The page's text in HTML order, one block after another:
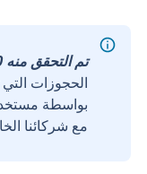
تم التحقق منه 100%
الحجوزات
مع شركائنا